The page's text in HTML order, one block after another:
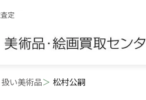
い美術品 松村公嗣